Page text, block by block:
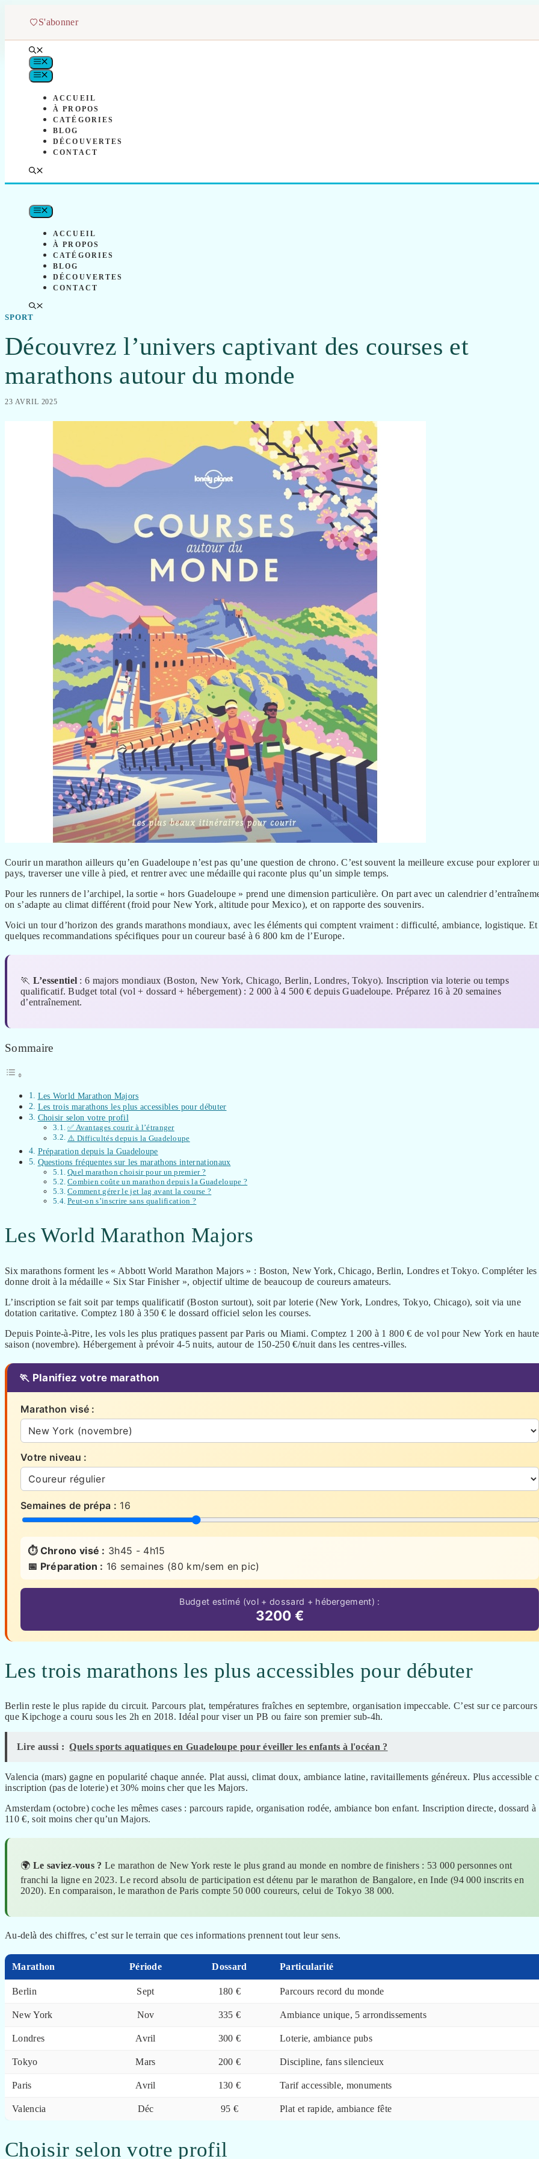
S'abonner
MENU
MENU
ACCUEIL
À PROPOS
CATÉGORIES
BLOG
DÉCOUVERTES
CONTACT
MENU
ACCUEIL
À PROPOS
CATÉGORIES
BLOG
DÉCOUVERTES
CONTACT
SPORT
Découvrez l’univers captivant des courses et
marathons autour du monde
23 AVRIL 2025
Courir un marathon ailleurs qu’en Guadeloupe n’est pas qu’une question de chrono. C’est souvent la meilleure excuse pour explorer
pays, traverser une ville à pied, et rentrer avec une médaille qui raconte plus qu’un simple temps.
Pour les runners de l’archipel, la sortie « hors Guadeloupe » prend une dimension particulière. On part avec un calendrier
on s’adapte au climat différent (froid pour New York, altitude pour Mexico), et on rapporte des souvenirs.
Voici un tour d’horizon des grands marathons mondiaux, avec les éléments qui comptent vraiment : difficulté, ambiance, logistique. Et
quelques recommandations spécifiques pour un coureur basé à 6 800 km de l’Europe.
🏃 L’essentiel : 6 majors mondiaux (Boston, New York, Chicago, Berlin, Londres, Tokyo). Inscription via loterie ou temps
qualificatif. Budget total (vol + dossard + hébergement) : 2 000 à 4 500 € depuis Guadeloupe. Préparez 16 à 20 semaines
d’entraînement.
Sommaire
Les World Marathon Majors
Les trois marathons les plus accessibles pour débuter
Choisir selon votre profil
✅ Avantages courir à l’étranger
⚠️ Difficultés depuis la Guadeloupe
Préparation depuis la Guadeloupe
Questions fréquentes sur les marathons internationaux
Quel marathon choisir pour un premier ?
Combien coûte un marathon depuis la Guadeloupe ?
Comment gérer le jet lag avant la course ?
Peut-on s’inscrire sans qualification ?
Les World Marathon Majors
Six marathons forment les « Abbott World Marathon Majors » : Boston, New York, Chicago, Berlin, Londres et Tokyo. Compléter
donne droit à la médaille « Six Star Finisher », objectif ultime de beaucoup de coureurs amateurs.
L’inscription se fait soit par temps qualificatif (Boston surtout), soit par loterie (New York, Londres, Tokyo, Chicago), soit via une
dotation caritative. Comptez 180 à 350 € le dossard officiel selon les courses.
Depuis Pointe-à-Pitre, les vols les plus pratiques passent par Paris ou Miami. Comptez 1 200 à 1 800 € de vol pour New York en haute
saison (novembre). Hébergement à prévoir 4-5 nuits, autour de 150-250 €/nuit dans les centres-villes.
🏃 Planifiez votre marathon
Marathon visé :
Votre niveau :
Semaines de prépa : 16
⏱️ Chrono visé : 3h45 - 4h15
📅 Préparation : 16 semaines (80 km/sem en pic)
Budget estimé (vol + dossard + hébergement) :
3200 €
Les trois marathons les plus accessibles pour débuter
Berlin reste le plus rapide du circuit. Parcours plat, températures fraîches en septembre, organisation impeccable. C’est sur ce parcours
que Kipchoge a couru sous les 2h en 2018. Idéal pour viser un PB ou faire son premier sub-4h.
Lire aussi : Quels sports aquatiques en Guadeloupe pour éveiller les enfants à l'océan ?
Valencia (mars) gagne en popularité chaque année. Plat aussi, climat doux, ambiance latine, ravitaillements généreux. Plus accessible
inscription (pas de loterie) et 30% moins cher que les Majors.
Amsterdam (octobre) coche les mêmes cases : parcours rapide, organisation rodée, ambiance bon enfant. Inscription directe, dossard à
110 €, soit moins cher qu’un Majors.
🌍 Le saviez-vous ? Le marathon de New York reste le plus grand au monde en nombre de finishers : 53 000 personnes ont
franchi la ligne en 2023. Le record absolu de participation est détenu par le marathon de Bangalore, en Inde (94 000 inscrits en
2020). En comparaison, le marathon de Paris compte 50 000 coureurs, celui de Tokyo 38 000.
Au-delà des chiffres, c’est sur le terrain que ces informations prennent tout leur sens.
Marathon Période Dossard Particularité
Berlin Sept 180 € Parcours record du monde
New York Nov 335 € Ambiance unique, 5 arrondissements
Londres Avril 300 € Loterie, ambiance pubs
Tokyo Mars 200 € Discipline, fans silencieux
Paris Avril 130 € Tarif accessible, monuments
Valencia Déc 95 € Plat et rapide, ambiance fête
Choisir selon votre profil